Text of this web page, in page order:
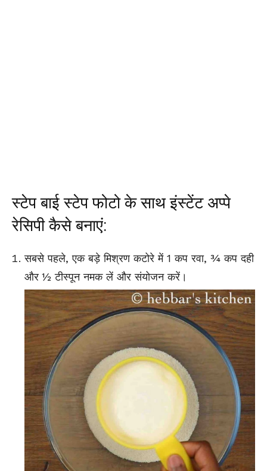
स्टेप बाई स्टेप फोटो के साथ इंस्टेंट अप्पे
रेसिपी कैसे बनाएं:
सबसे पहले, एक बड़े मिश्रण कटोरे में 1 कप रवा, ¾ कप दही
और ½ टीस्पून नमक लें और संयोजन करें।